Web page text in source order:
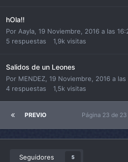
hOla!!
Por Aayla, 19 Noviembre, 2016 a las
5 respuestas 1,9k visitas
Salidos de un Leones
Por MENDEZ, 19 Noviembre, 2016 a las
4 respuestas 1,5k visitas
PREVIO Página 23 de 23
Seguidores 5